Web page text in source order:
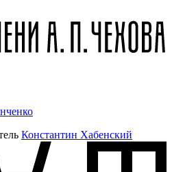
Константин Хабенский